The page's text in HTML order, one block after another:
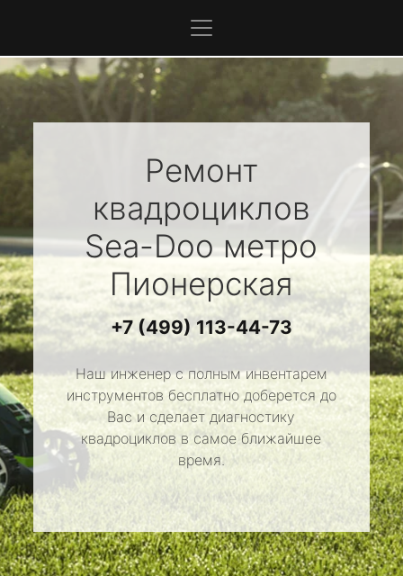
Ремонт
квадроциклов
Sea-Dooметро
Пионерская
+7 (499) 113-44-73
Наш инженер с полным инвентарем
инструментов бесплатно доберется до
Вас и сделает диагностику
квадроциклов в самое ближайшее
время.